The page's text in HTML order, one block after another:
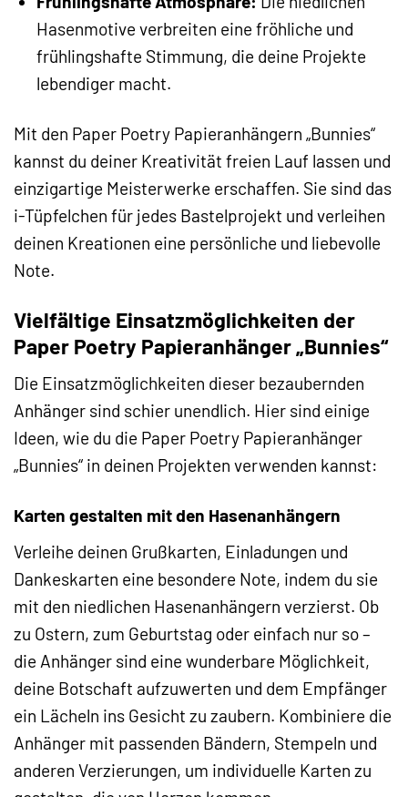
Hasenmotive verbreiten eine fröhliche und
frühlingshafte Stimmung, die deine Projekte
lebendiger macht.
Mit den Paper Poetry Papieranhängern „Bunnies“
kannst du deiner Kreativität freien Lauf lassen und
einzigartige Meisterwerke erschaffen. Sie sind das
i-Tüpfelchen für jedes Bastelprojekt und verleihen
deinen Kreationen eine persönliche und liebevolle
Note.
Vielfältige Einsatzmöglichkeiten der
Paper Poetry Papieranhänger „Bunnies“
Die Einsatzmöglichkeiten dieser bezaubernden
Anhänger sind schier unendlich. Hier sind einige
Ideen, wie du die Paper Poetry Papieranhänger
„Bunnies“ in deinen Projekten verwenden kannst:
Karten gestalten mit den Hasenanhängern
Verleihe deinen Grußkarten, Einladungen und
Dankeskarten eine besondere Note, indem du sie
mit den niedlichen Hasenanhängern verzierst. Ob
zu Ostern, zum Geburtstag oder einfach nur so –
die Anhänger sind eine wunderbare Möglichkeit,
deine Botschaft aufzuwerten und dem Empfänger
ein Lächeln ins Gesicht zu zaubern. Kombiniere die
Anhänger mit passenden Bändern, Stempeln und
anderen Verzierungen, um individuelle Karten zu